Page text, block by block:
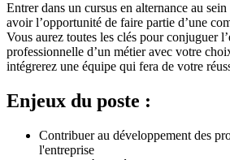
Entrer dans un cursus en alternance au
avoir l’opportunité de faire partie d’une
Vous aurez toutes les clés pour conjuguer
professionnelle d’un métier avec votre
intégrerez une équipe qui fera de votre
Enjeux du poste :
Contribuer au développement des
l'entreprise